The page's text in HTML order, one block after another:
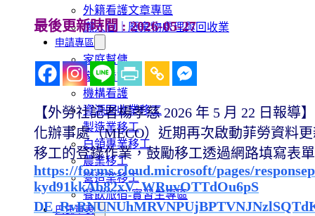
外籍看護文章專區
懶人包｜廢棄物處理與回收業
申請專區
家庭幫傭
家庭看護
機構看護
資源回收業移工
製造業移工
白領專業移工
農業移工
營造業移工
餐飲旅宿-實習生專區
巴氏量表
最後更新時間 : 2026-05-27
【外勞社記者楊孝慈 2026 年 5 月 22 日報
化辦事處（MECO）近期再次啟動菲勞資料
移工的登錄作業，鼓勵移工透過網路填寫表
https://forms.cloud.microsoft/pages/
kyd91kkAb82xV_WRuvOTTdOu6pS